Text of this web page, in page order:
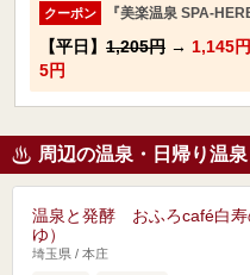
クーポン 『美楽温泉 SPA-
【平日】 1,205円 → 1,145円
5円
周辺の温泉・日帰り温
温泉と発酵 おふろcafé白寿
ゆ）
埼玉県 / 本庄